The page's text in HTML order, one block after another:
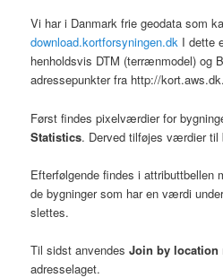
Vi har i Danmark frie geodata som
download.kortforsyningen.dk I dette
henholdsvis DTM (terrænmodel) og
adressepunkter fra http://kort.aws.dk.
Først findes pixelværdier for
Statistics. Derved tilføjes værdier til
Efterfølgende findes i attributtbellen
de bygninger som har en værdi
slettes.
Til sidst anvendesJoin by location
adresselaget.